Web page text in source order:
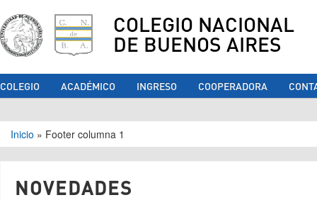
COLEGIO NACIONAL
DE BUENOS AIRES
COLEGIO ACADÉMICO INGRESO COOPERADORA
Se encuentra usted aquí
Inicio » Footer columna 1
NOVEDADES